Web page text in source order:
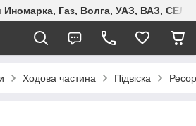
Иномарка, Газ, Волга, УАЗ, ВАЗ,
Ходова частина Підвіска